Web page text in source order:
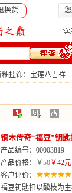
换货
釉挂饰：宝莲八吉祥
铜木传奇“福豆”钥
产品编号：00003819
产品价格： ￥50￥42元
客户评价：
福豆钥匙扣以酸枝为